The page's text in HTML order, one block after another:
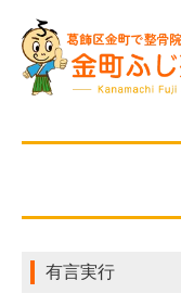
有言実行